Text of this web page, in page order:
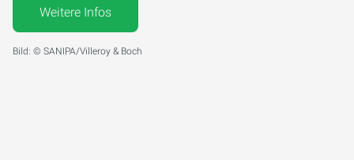
Weitere Infos
Bild: © SANIPA/Villeroy & Boch